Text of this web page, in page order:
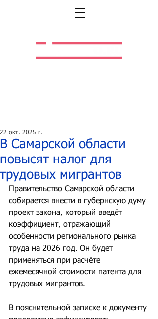
В Самарской области
повысят налог для
трудовых мигрантов
22 окт. 2025 г.
Правительство Самарской области
собирается внести в губернскую думу
проект закона, который введёт
коэффициент, отражающий
особенности регионального рынка
труда на 2026 год. Он будет
применяться при расчёте
ежемесячной стоимости патента для
трудовых мигрантов.
В пояснительной записке к документу